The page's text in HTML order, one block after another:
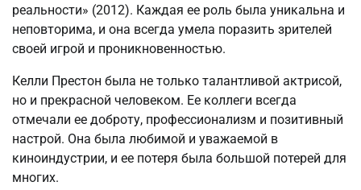
реальности» (2012). Каждая ее роль была уникальна и
неповторима, и она всегда умела поразить зрителей
своей игрой и проникновенностью.
Келли Престон была не только талантливой актрисой,
но и прекрасной человеком. Ее коллеги всегда
отмечали ее доброту, профессионализм и позитивный
настрой. Она была любимой и уважаемой в
киноиндустрии, и ее потеря была большой потерей для
многих.